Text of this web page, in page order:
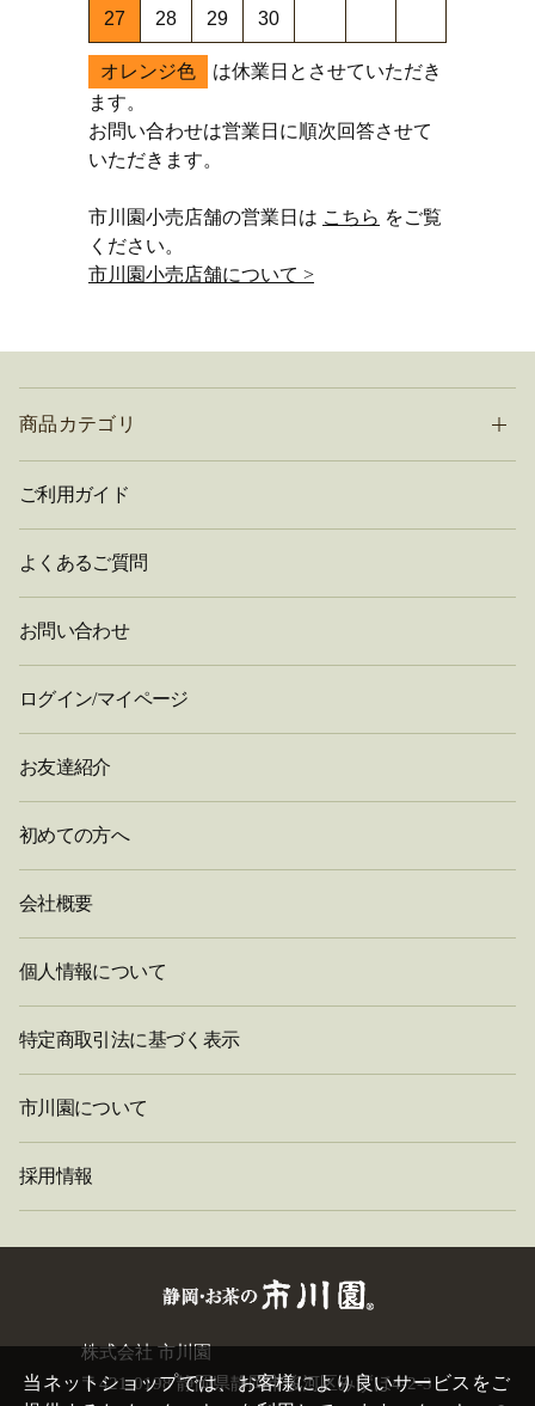
27 28 29 30
オレンジ色
は休業日とさせていただき
ます。
お問い合わせは営業日に順次回答させて
いただきます。
市川園小売店舗の営業日は こちら をご覧
ください。
市川園小売店舗について >
商品カテゴリ
ご利用ガイド
よくあるご質問
お問い合わせ
ログイン/マイページ
お友達紹介
初めての方へ
会社概要
個人情報について
特定商取引法に基づく表示
市川園について
採用情報
株式会社 市川園
〒421-0198 静岡県静岡市駿河区みずほ4-2-3
当ネットショップでは、お客様により良いサービスをご
閉
じ